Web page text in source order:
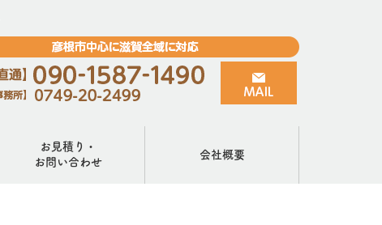
お見積り・
お問い合わせ
会社概要